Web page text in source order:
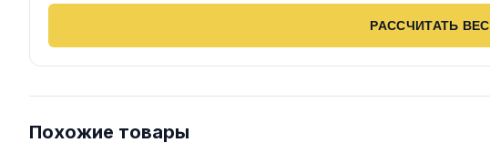
РАССЧИТАТЬ ВЕС
Похожие товары